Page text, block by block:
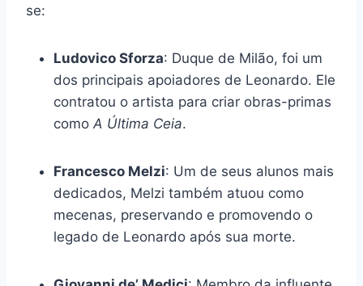
se:
Ludovico Sforza: Duque de Milão, foi um
dos principais apoiadores de Leonardo. Ele
contratou o artista para criar obras-primas
como A Última Ceia.
Francesco Melzi: Um de seus alunos mais
dedicados, Melzi também atuou como
mecenas, preservando e promovendo o
legado de Leonardo após sua morte.